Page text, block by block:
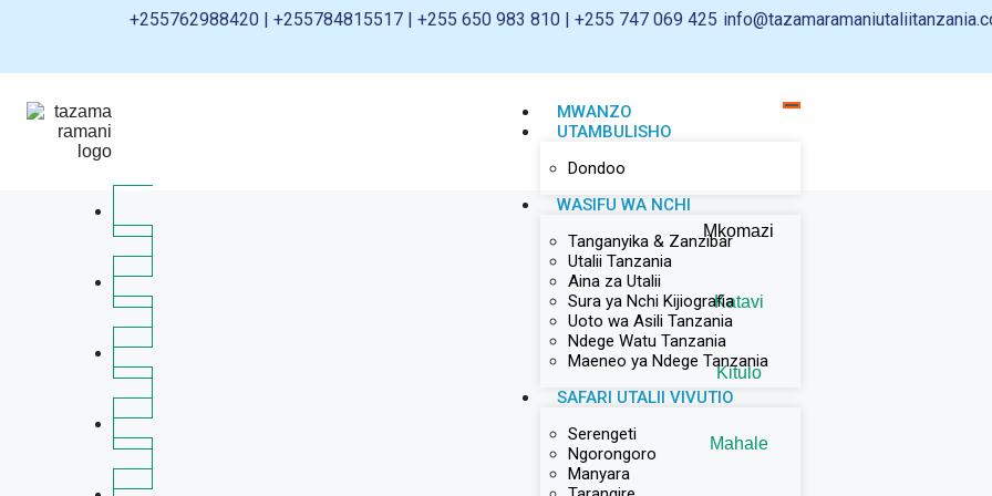
+255762988420 | +255784815517 | +255 650 983 810 | +255 747 069 425
MWANZO
UTAMBULISHO
Dondoo
WASIFU WA NCHI
Tanganyika & Zanzibar
Utalii Tanzania
Aina za Utalii
Sura ya Nchi Kijiografia
Uoto wa Asili Tanzania
Ndege Watu Tanzania
Maeneo ya Ndege Tanzania
SAFARI UTALII VIVUTIO
Serengeti
Ngorongoro
Manyara
Mkomazi
Katavi
Kitulo
Mahale